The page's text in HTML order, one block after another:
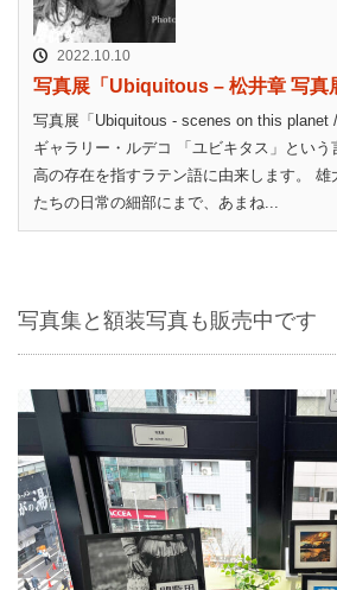
2022.10.10
写真展「Ubiquitous – 松井章 写真
写真展「Ubiquitous - scenes on this planet
ギャラリー・ルデコ 「ユビキタス」という
高の存在を指すラテン語に由来します。 雄
たちの日常の細部にまで、あまね...
写真集と額装写真も販売中です